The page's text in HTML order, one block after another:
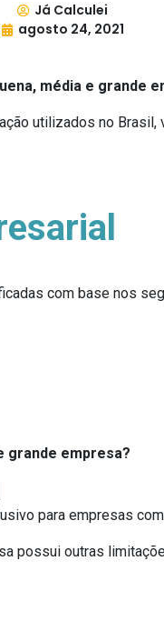
Já Calculei
agosto 24, 2021
média e grande
utilizados no
com base nos
grande empresa?
para empresas
possui outras